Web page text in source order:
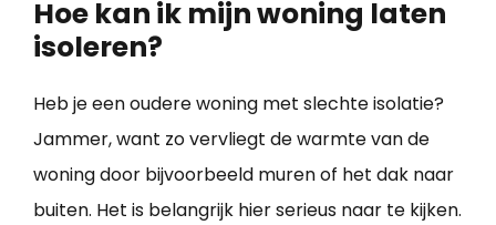
Hoe kan ik mijn woning laten
isoleren?
Heb je een oudere woning met slechte isolatie?
Jammer, want zo vervliegt de warmte van de
woning door bijvoorbeeld muren of het dak naar
buiten. Het is belangrijk hier serieus naar te kijken.